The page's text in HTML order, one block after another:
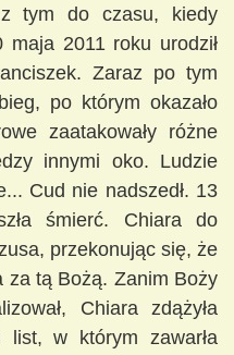
z tym do czasu, kiedy
2011 roku urodził
Zaraz po tym
po którym okazało
zaatakowały różne
innymi oko. Ludzie
Cud nie nadszedł. 13
śmierć. Chiara do
przekonując się, że
za tą Bożą. Zanim Boży
Chiara zdążyła
list, w którym zawarła